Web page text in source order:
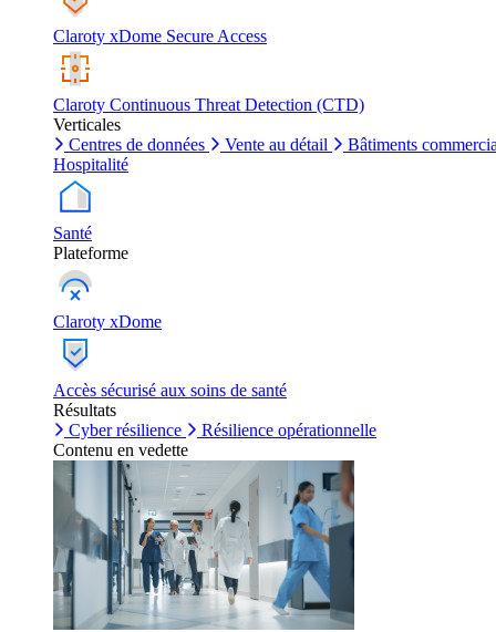
Claroty xDome Secure Access
Claroty Continuous Threat Detection (CTD)
Verticales
Centres de données
Vente au détail
Bâtiments
Hospitalité
Santé
Plateforme
Claroty xDome
Accès sécurisé aux soins de santé
Résultats
Cyber résilience
Résilience opérationnelle
Contenu en vedette